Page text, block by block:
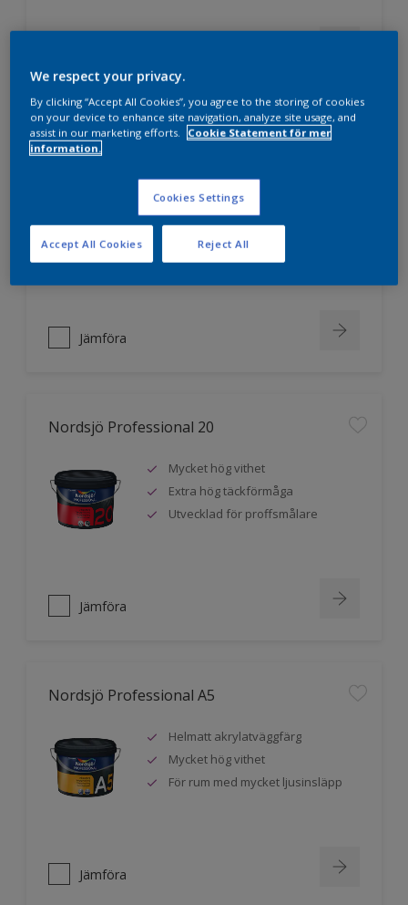
Nordsjö Professional 10
Jämnare och finare finish, även i
mörka kulörer
Lättare att applicera och fördela
färgen
Utmärkt täckförmåga
Jämföra
Nordsjö Professional 20
Mycket hög vithet
Extra hög täckförmåga
Utvecklad för proffsmålare
Jämföra
Nordsjö Professional A5
Helmatt akrylatväggfärg
Mycket hög vithet
För rum med mycket ljusinsläpp
Jämföra
We respect your privacy.
By clicking “Accept All Cookies”, you agree to the storing of cookies
on your device to enhance site navigation, analyze site usage, and
assist in our marketing efforts.
Cookie Statement för mer
information.
Cookies Settings
Reject All
Accept All Cookies